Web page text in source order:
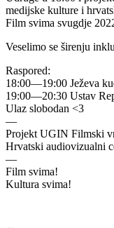
medijske kulture i
Film svima svugdje
Veselimo se širenju
Raspored:
18:00—19:00 Ježeva
19:00—20:30 Ustav
Ulaz slobodan <3
—
Projekt UGIN Filmski
Hrvatski audiovizualni
—
Film svima!
Kultura svima!